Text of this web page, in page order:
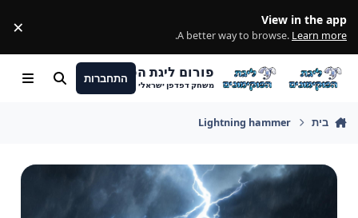
View in the app
A better way to browse. Learn more
.
×
פורום ליגת הפוקימונים
משחק דפדפן ישראלי
התחברות חיפוש Menu
בית Lightning hammer